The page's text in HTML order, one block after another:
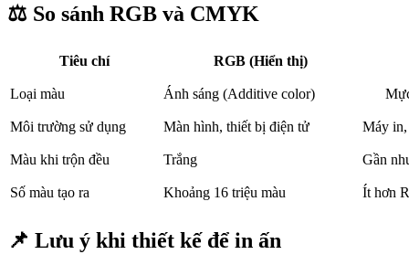
⚖️ So sánh RGB và CMYK
Tiêu chí RGB (Hiển thị)
Loại màu Ánh sáng (Additive color)
Môi trường sử dụng Màn hình, thiết bị điện tử Máy in,
Màu khi trộn đều Trắng Gần
Số màu tạo ra Khoảng 16 triệu màu Ít hơn
📌 Lưu ý khi thiết kế để in ấn